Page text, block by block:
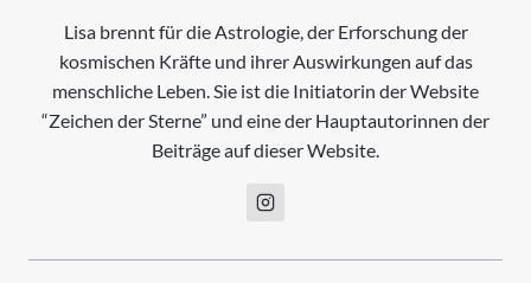
Lisa brennt für die Astrologie, der Erforschung der
kosmischen Kräfte und ihrer Auswirkungen auf das
menschliche Leben. Sie ist die Initiatorin der Website
“Zeichen der Sterne” und eine der Hauptautorinnen der
Beiträge auf dieser Website.